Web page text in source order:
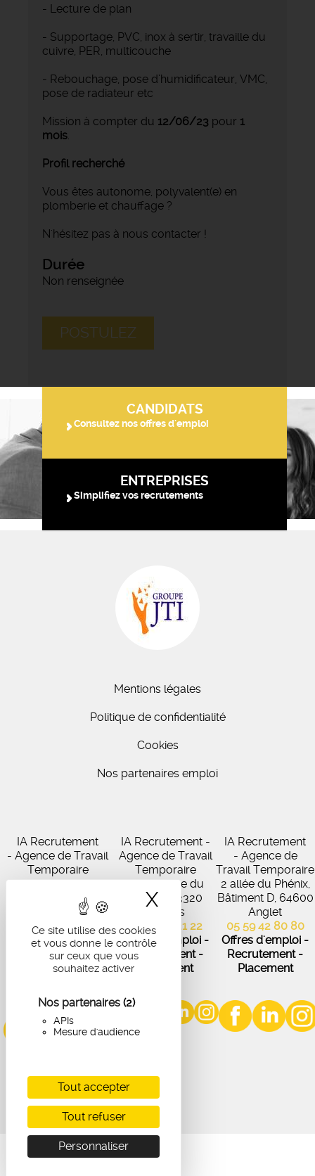
Ce site utilise des cookies
et vous donne le contrôle
sur ceux que vous
souhaitez activer
Nos partenaires (2)
APIs
Mesure d'audience
Tout accepter
Tout refuser
Personnaliser
X Masquer le
- Lecture de plan
- Supportage, PVC, inox à sertir, travaille du
cuivre, PER, multicouche
- Rebouchage, pose d’humidificateur, VMC,
pose de radiateur etc
Mission à compter du 12/06/23 pour 1
mois
Profil recherché
Vous êtes autonome, polyvalent(e) en
plomberie et chauffage ?
N'hésitez pas à nous contacter !
Durée
Non renseignée
POSTULEZ
CANDIDATS
Consultez nos offres d'emploi
ENTREPRISES
Simplifiez vos recrutements
Mentions légales
Politique de confidentialité
Cookies
Nos partenaires emploi
IA Recrutement
- Agence de Travail
Temporaire
27 Avenue de
Virecourt, 33370
Artigues-près-
Bordeaux
05 56 67 48 57
Offres d'emploi -
Recrutement -
IA Recrutement -
Agence de Travail
Temporaire
102 Avenue du
Médoc, 33320
Eysines
05 56 45 21 22
Offres d'emploi -
Recrutement -
Placement
IA Recrutement
- Agence de
Travail Temporaire
2 allée du Phénix,
Bâtiment D, 64600
Anglet
05 59 42 80 80
Offres d'emploi -
Recrutement -
Placement